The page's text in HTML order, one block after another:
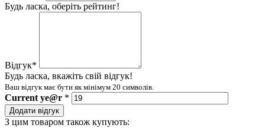
Будь ласка, оберіть рейтинг!
Відгук*
Будь ласка, вкажіть свій відгук!
Ваш відгук має бути як мінімум 20 символів.
Current ye@r *
Додати відгук
З цим товаром також купують: